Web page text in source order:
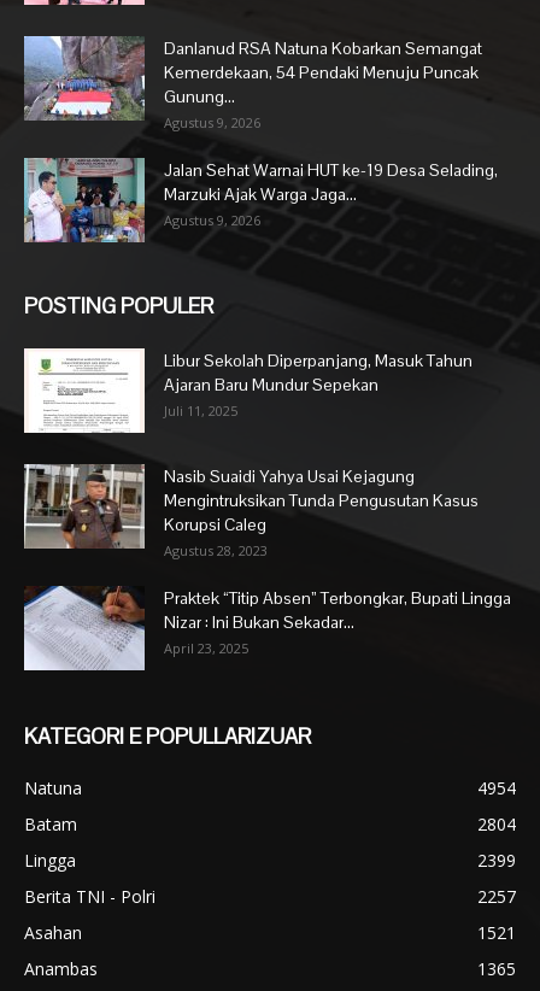
Danlanud RSA Natuna Kobarkan Semangat
Kemerdekaan, 54 Pendaki Menuju Puncak
Gunung...
Agustus 9, 2026
Jalan Sehat Warnai HUT ke-19 Desa Selading,
Marzuki Ajak Warga Jaga...
Agustus 9, 2026
POSTING POPULER
Libur Sekolah Diperpanjang, Masuk Tahun
Ajaran Baru Mundur Sepekan
Juli 11, 2025
Nasib Suaidi Yahya Usai Kejagung
Mengintruksikan Tunda Pengusutan Kasus
Korupsi Caleg
Agustus 28, 2023
Praktek “Titip Absen” Terbongkar, Bupati Lingga
Nizar : Ini Bukan Sekadar...
April 23, 2025
KATEGORI E POPULLARIZUAR
Natuna
4954
Batam
2804
Lingga
2399
Berita TNI - Polri
2257
Asahan
1521
Anambas
1365